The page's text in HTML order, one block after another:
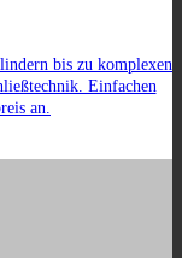
bis zu komplexen
Einfachen
an.